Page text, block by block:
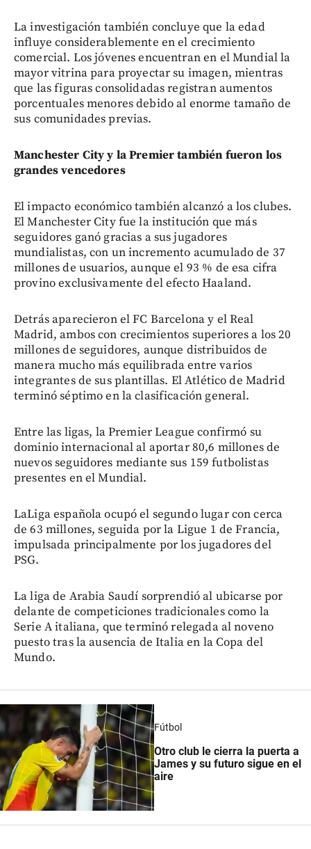
La investigación también concluye que la edad
influye considerablemente en el crecimiento
comercial. Los jóvenes encuentran en el Mundial la
mayor vitrina para proyectar su imagen, mientras
que las figuras consolidadas registran aumentos
porcentuales menores debido al enorme tamaño de
sus comunidades previas.
Manchester City y la Premier también fueron los
grandes vencedores
El impacto económico también alcanzó a los clubes.
El Manchester City fue la institución que más
seguidores ganó gracias a sus jugadores
mundialistas, con un incremento acumulado de 37
millones de usuarios, aunque el 93 % de esa cifra
provino exclusivamente del efecto Haaland.
Detrás aparecieron el FC Barcelona y el Real
Madrid, ambos con crecimientos superiores a los 20
millones de seguidores, aunque distribuidos de
manera mucho más equilibrada entre varios
integrantes de sus plantillas. El Atlético de Madrid
terminó séptimo en la clasificación general.
Entre las ligas, la Premier League confirmó su
dominio internacional al aportar 80,6 millones de
nuevos seguidores mediante sus 159 futbolistas
presentes en el Mundial.
LaLiga española ocupó el segundo lugar con cerca
de 63 millones, seguida por la Ligue 1 de Francia,
impulsada principalmente por los jugadores del
PSG.
La liga de Arabia Saudí sorprendió al ubicarse por
delante de competiciones tradicionales como la
Serie A italiana, que terminó relegada al noveno
puesto tras la ausencia de Italia en la Copa del
Mundo.
Fútbol
Otro club le cierra la puerta a
James y su futuro sigue en el
aire